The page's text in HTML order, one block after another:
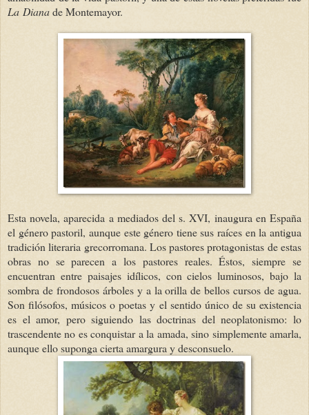
La Dianade Montemayor.
Esta novela, aparecida a mediados del s. XVI, inaugura en España
el género pastoril, aunque este género tiene sus raíces en la antigua
tradición literaria grecorromana. Los pastores protagonistas de estas
obras no se parecen a los pastores reales. Éstos, siempre se
encuentran entre paisajes idílicos, con cielos luminosos, bajo la
sombra de frondosos árboles y a la orilla de bellos cursos de agua.
Son filósofos, músicos o poetas y el sentido único de su existencia
es el amor, pero siguiendo las doctrinas del neoplatonismo: lo
trascendente no es conquistar a la amada, sino simplemente amarla,
aunque ello suponga cierta amargura y desconsuelo.